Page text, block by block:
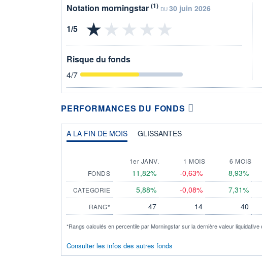
Notation morningstar (1) DU 30 juin 2026
Risque du fonds
4/7
PERFORMANCES DU FONDS
A LA FIN DE MOIS GLISSANTES
1er JANV. 1 MOIS 6 MOIS
FONDS
11,82% -0,63% 8,93%
CATEGORIE 5,88% -0,08% 7,31%
RANG* 47 14 40
*Rangs calculés en percentile par Morningstar sur la dernière valeur liquidative
Consulter les infos des autres fonds